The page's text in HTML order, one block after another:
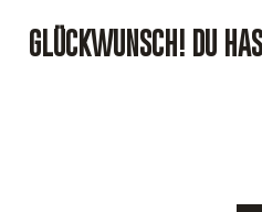
GLÜCKWUNSCH! DU